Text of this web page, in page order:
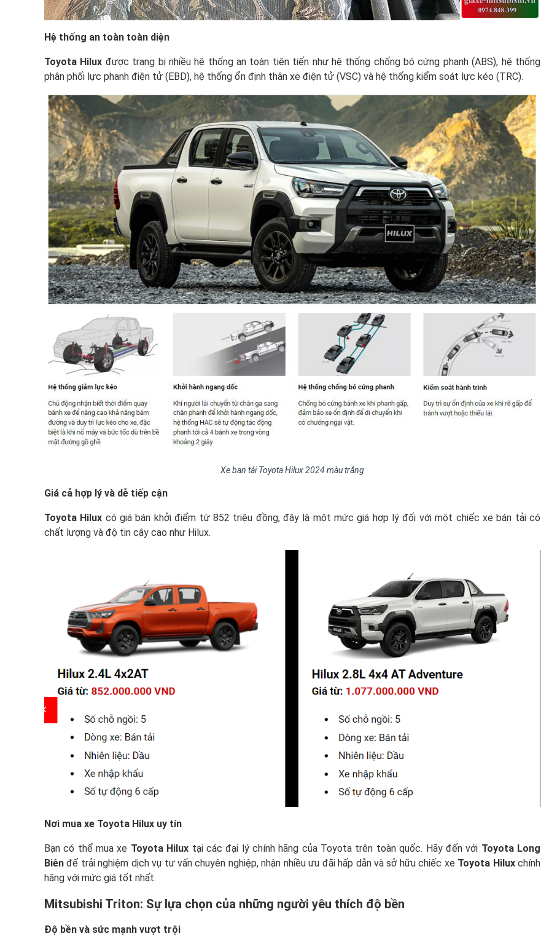
Hệ thống an toàn toàn diện
Toyota Hilux được trang bị nhiều hệ thống an toàn tiên tiến như hệ thống chống bó cứng phanh (ABS), hệ thống
phân phối lực phanh điện tử (EBD), hệ thống ổn định thân xe điện tử (VSC) và hệ thống kiểm soát lực kéo (TRC).
Xe ban tải Toyota Hilux 2024 màu trắng
Giá cả hợp lý và dễ tiếp cận
Toyota Hilux có giá bán khởi điểm từ 852 triệu đồng, đây là một mức giá hợp lý đối với một chiếc xe bán tải có
chất lượng và độ tin cậy cao như Hilux.
Nơi mua xe Toyota Hilux uy tín
Bạn có thể mua xe Toyota Hilux tại các đại lý chính hãng của Toyota trên toàn quốc. Hãy đến với Toyota Long
Biên để trải nghiệm dịch vụ tư vấn chuyên nghiệp, nhận nhiều ưu đãi hấp dẫn và sở hữu chiếc xe Toyota Hiluxchính
hãng với mức giá tốt nhất.
Mitsubishi Triton: Sự lựa chọn của những người yêu thích độ bền
Độ bền và sức mạnh vượt trội